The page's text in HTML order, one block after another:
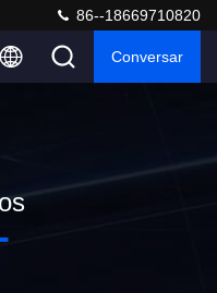
86--18669710820
Conversar